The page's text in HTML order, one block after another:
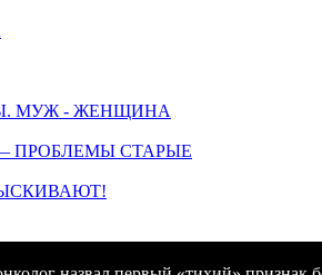
МУЖ - ЖЕНЩИНА
ПРОБЛЕМЫ СТАРЫЕ